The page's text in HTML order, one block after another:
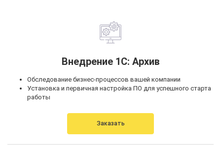
Внедрение 1С: Архив
Обследование бизнес-процессов вашей компании
Установка и первичная настройка ПО для успешного старта
работы
Заказать